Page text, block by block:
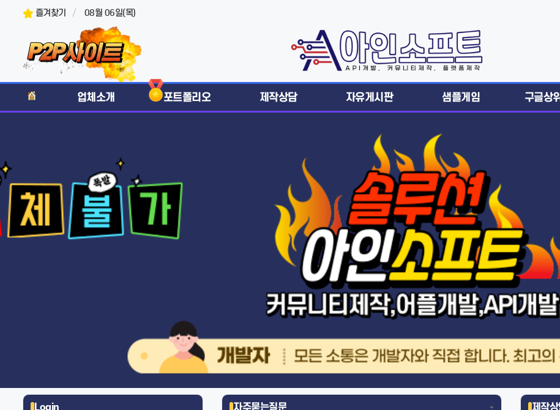
즐겨찾기 08월 06일(목)
업체소개 포트폴리오 제작상담 자유게시판 샘플게임 구글상
+